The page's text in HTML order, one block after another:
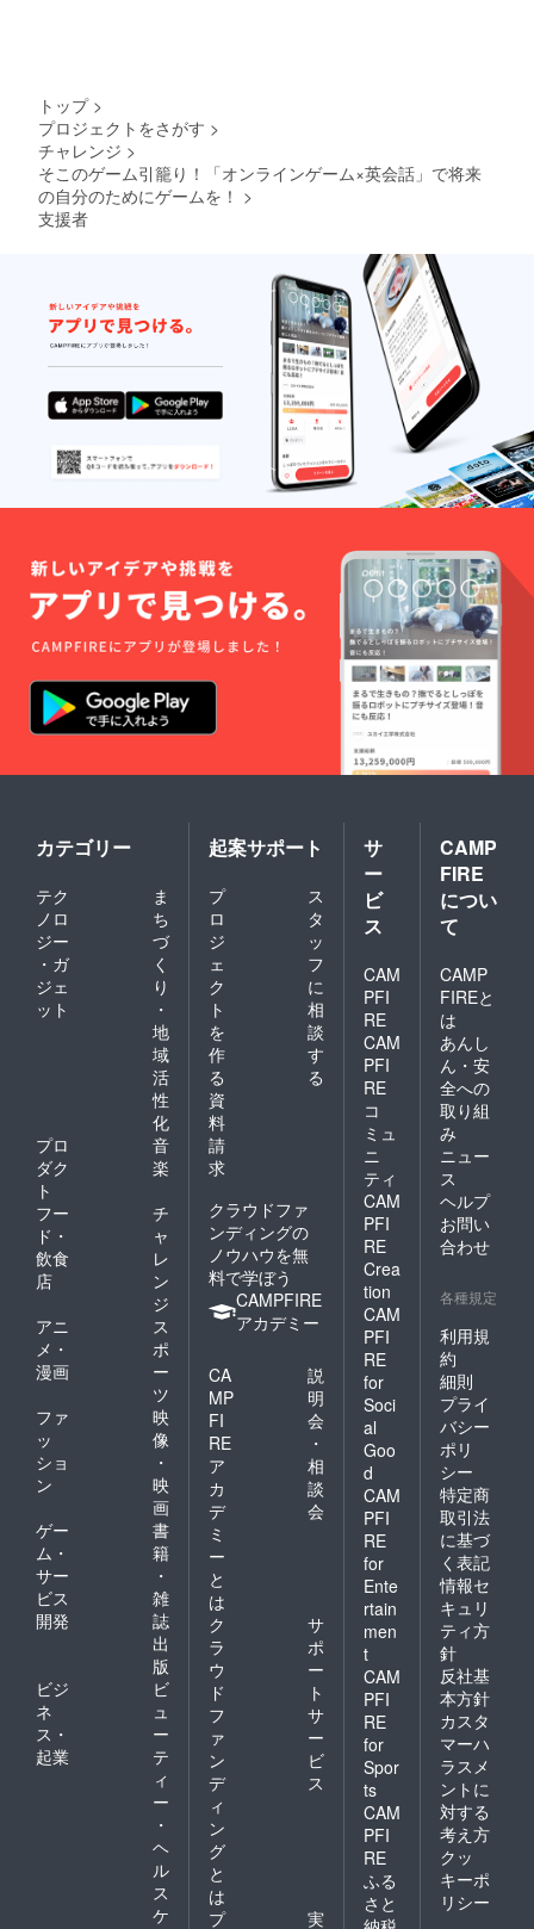
トップ >
プロジェクトをさがす >
チャレンジ >
そこのゲーム引籠り！「オンラインゲーム×英会話」で将来
の自分のためにゲームを！ >
支援者
カテゴリー
テク
ノロ
ジー
・ガ
ジェ
ット
ま
ち
づ
く
り
・
地
域
活
性
化
プロ
ダク
ト
音
楽
フー
ド・
飲食
店
チ
ャ
レ
ン
ジ
アニ
メ・
漫画
ス
ポ
ー
ツ
ファ
ッ
ショ
ン
映
像
・
映
画
ゲー
ム・
サー
ビス
開発
書
籍
・
雑
誌
出
版
ビジ
ネ
ス・
起業
ビ
ュ
ー
テ
ィ
ー
・
ヘ
ル
ス
ケ
起案サポート
プ
ロ
ジ
ェ
ク
ト
を
作
る
ス
タ
ッ
フ
に
相
談
す
る
資
料
請
求
クラウドファ
ンディングの
ノウハウを無
料で学ぼう
CAMPFIRE
アカデミー
CA
MP
FI
RE
ア
カ
デ
ミ
ー
と
は
説
明
会
・
相
談
会
ク
ラ
ウ
ド
フ
ァ
ン
デ
ィ
ン
グ
と
は
サ
ポ
ー
ト
サ
ー
ビ
ス
プ 実
サ
ー
ビ
ス
CAM
PFI
RE
CAM
PFI
RE
コ
ミュ
ニ
ティ
CAM
PFI
RE
Crea
tion
CAM
PFI
RE
for
Soci
al
Goo
d
CAM
PFI
RE
for
Ente
rtain
men
t
CAM
PFI
RE
for
Spor
ts
CAM
PFI
RE
ふる
さと
CAMP
FIRE
につい
て
CAMP
FIREと
は
あんし
ん・安
全への
取り組
み
ニュー
ス
ヘルプ
お問い
合わせ
各種規定
利用規
約
細則
プライ
バシー
ポリ
シー
特定商
取引法
に基づ
く表記
情報セ
キュリ
ティ方
針
反社基
本方針
カスタ
マーハ
ラスメ
ントに
対する
考え方
クッ
キーポ
リシー